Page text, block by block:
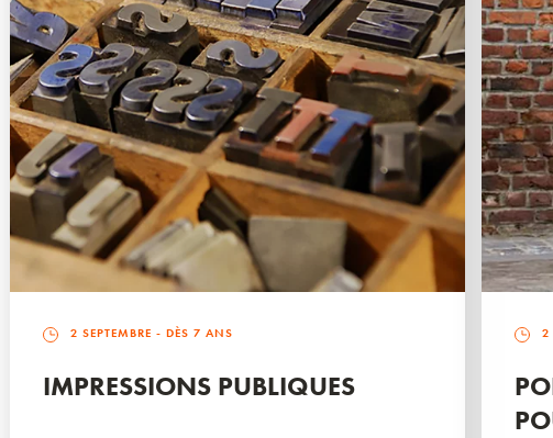
2 SEPTEMBRE - DÈS 7 ANS
IMPRESSIONS PUBLIQUES
2